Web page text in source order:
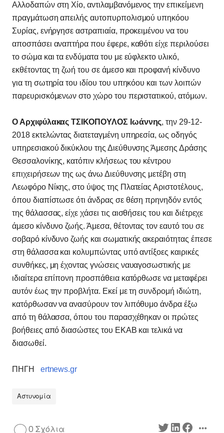
Αλλοδαπών στη Χίο, αντιλαμβανόμενος την επικείμενη
πραγμάτωση απειλής αυτοπυρπολισμού υπηκόου
Συρίας, ενήργησε αστραπιαία, προκειμένου να του
αποσπάσει αναπτήρα που έφερε, καθότι είχε περιλούσει
το σώμα και τα ενδύματα του με εύφλεκτο υλικό,
εκθέτοντας τη ζωή του σε άμεσο και προφανή κίνδυνο
για τη σωτηρία του ιδίου του υπηκόου και των λοιπών
παρευρισκόμενων στο χώρο του περιστατικού, ατόμων.
Ο Αρχιφύλακας ΤΣΙΚΟΠΟΥΛΟΣ Ιωάννης, την 29-12-
2018 εκτελώντας διατεταγμένη υπηρεσία, ως οδηγός
υπηρεσιακού δικύκλου της Διεύθυνσης Άμεσης Δράσης
Θεσσαλονίκης, κατόπιν κλήσεως του κέντρου
επιχειρήσεων της ως άνω Διεύθυνσης μετέβη στη
Λεωφόρο Νίκης, στο ύψος της Πλατείας Αριστοτέλους,
όπου διαπίστωσε ότι άνδρας σε θέση πρηνηδόν εντός
της θάλασσας, είχε χάσει τις αισθήσεις του και διέτρεχε
άμεσο κίνδυνο ζωής. Άμεσα, θέτοντας τον εαυτό του σε
σοβαρό κίνδυνο ζωής και σωματικής ακεραιότητας έπεσε
στη θάλασσα και κολυμπώντας υπό αντίξοες καιρικές
συνθήκες, μη έχοντας γνώσεις ναυαγοσωστικής με
ιδιαίτερα επίπονη προσπάθεια κατόρθωσε να μεταφέρει
αυτόν έως την προβλήτα. Εκεί με τη συνδρομή ιδιώτη,
κατόρθωσαν να ανασύρουν τον λιπόθυμο άνδρα έξω
από τη θάλασσα, όπου του παρασχέθηκαν οι πρώτες
βοήθειες από διασώστες του ΕΚΑΒ και τελικά να
διασωθεί.
ΠΗΓΗ ertnews.gr
Αστυνομία
0 Σχόλια